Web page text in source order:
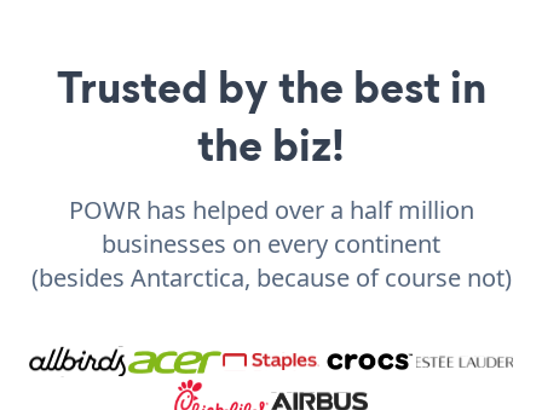
Trusted by the best in
the biz!
POWR has helped over a half million
businesses on every continent
(besides Antarctica, because of course not)